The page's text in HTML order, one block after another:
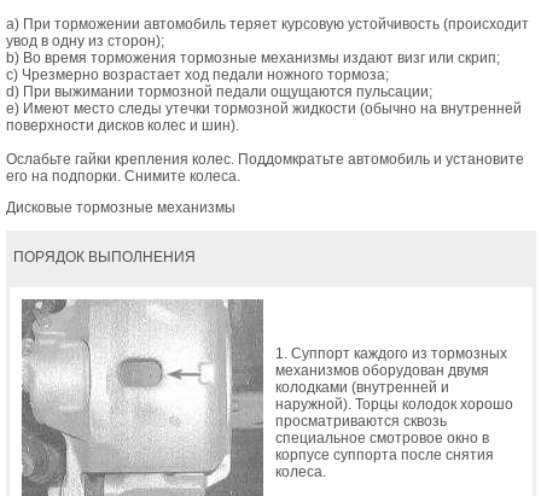
a) При торможении автомобиль теряет курсовую устойчивость (происходит
увод в одну из сторон);
b) Во время торможения тормозные механизмы издают визг или скрип;
c) Чрезмерно возрастает ход педали ножного тормоза;
d) При выжимании тормозной педали ощущаются пульсации;
e) Имеют место следы утечки тормозной жидкости (обычно на внутренней
поверхности дисков колес и шин).
Ослабьте гайки крепления колес. Поддомкратьте автомобиль и установите
его на подпорки. Снимите колеса.
Дисковые тормозные механизмы
ПОРЯДОК ВЫПОЛНЕНИЯ
1. Суппорт каждого из тормозных
механизмов оборудован двумя
колодками (внутренней и
наружной). Торцы колодок хорошо
просматриваются сквозь
специальное смотровое окно в
корпусе суппорта после снятия
колеса.